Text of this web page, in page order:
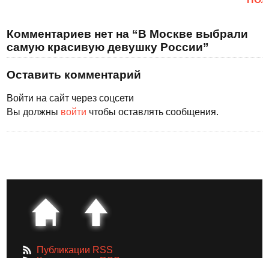
Комментариев нет на “В Москве выбрали
самую красивую девушку России”
Оставить комментарий
Войти на сайт через соцсети
Вы должны войти чтобы оставлять сообщения.
Публикации RSS